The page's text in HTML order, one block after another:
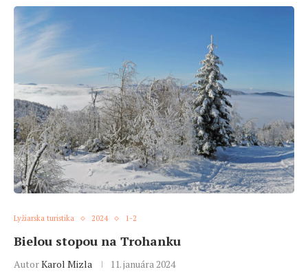
Lyžiarska turistika 2024 1-2
Bielou stopou na Trohanku
AutorKarol Mizla 11. januára 2024